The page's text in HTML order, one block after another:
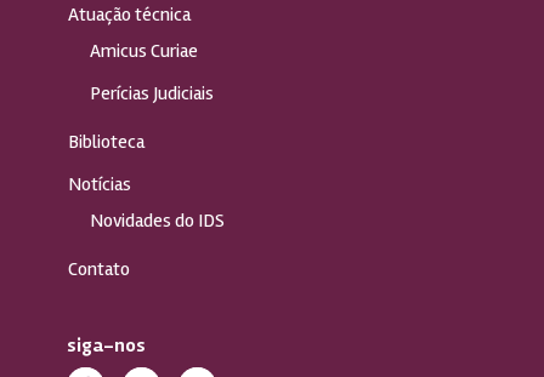
Atuação técnica
Amicus Curiae
Perícias Judiciais
Biblioteca
Notícias
Novidades do IDS
Contato
siga-nos